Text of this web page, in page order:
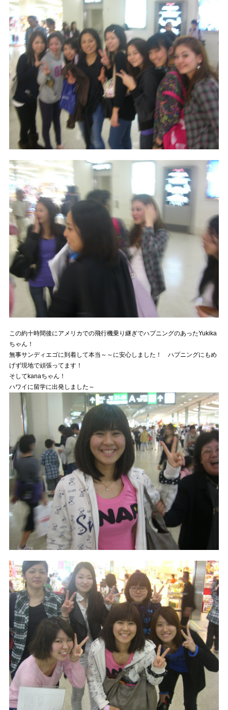
この約十時間後にアメリカでの飛行機乗り継ぎでハプニングのあったYukika
ちゃん！
無事サンディエゴに到着して本当～～に安心しました！ ハプニングにもめ
げず現地で頑張ってます！
そしてkanaちゃん！
ハワイに留学に出発しました～